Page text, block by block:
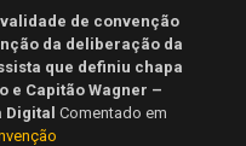
de convenção
da deliberação da
que definiu chapa
e Capitão Wagner –
Digital Comentado em